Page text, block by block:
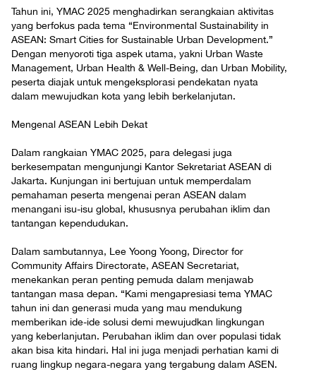
Tahun ini, YMAC 2025 menghadirkan serangkaian aktivitas
yang berfokus pada tema “Environmental Sustainability in
ASEAN: Smart Cities for Sustainable Urban Development.”
Dengan menyoroti tiga aspek utama, yakni Urban Waste
Management, Urban Health & Well-Being, dan Urban Mobility,
peserta diajak untuk mengeksplorasi pendekatan nyata
dalam mewujudkan kota yang lebih berkelanjutan.
Mengenal ASEAN Lebih Dekat
Dalam rangkaian YMAC 2025, para delegasi juga
berkesempatan mengunjungi Kantor Sekretariat ASEAN di
Jakarta. Kunjungan ini bertujuan untuk memperdalam
pemahaman peserta mengenai peran ASEAN dalam
menangani isu-isu global, khususnya perubahan iklim dan
tantangan kependudukan.
Dalam sambutannya, Lee Yoong Yoong, Director for
Community Affairs Directorate, ASEAN Secretariat,
menekankan peran penting pemuda dalam menjawab
tantangan masa depan. “Kami mengapresiasi tema YMAC
tahun ini dan generasi muda yang mau mendukung
memberikan ide-ide solusi demi mewujudkan lingkungan
yang keberlanjutan. Perubahan iklim dan over populasi tidak
akan bisa kita hindari. Hal ini juga menjadi perhatian kami di
ruang lingkup negara-negara yang tergabung dalam ASEN.